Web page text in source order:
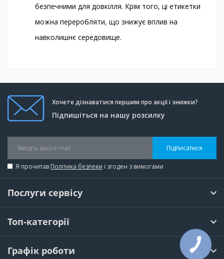
безпечними для довкілля. Крім того, ці етикетки
можна переробляти, що знижує вплив на
навколишнє середовище.
Хочете дізнаватися першим про акції і знижки?
Підпишіться на нашу розсилку
Підписатися
Я прочитав Політика безпеки і згоден з вимогами
Послуги сервісу
Топ-категорії
Графік роботи
КНОПКА
ЗВ'ЯЗКУ